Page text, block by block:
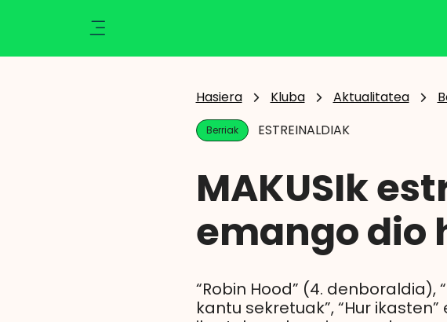
Eragiketaren emaitza
Hasiera Kluba Aktualitatea
Berriak ESTREINALDIAK
MAKUSIk
emango dio
“Robin Hood” (4.
kantu sekretuak”, “Hur